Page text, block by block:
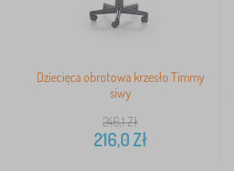
Dziecięca obrotowa krzesło Timmy
siwy
246,1Zł
216,0Zł